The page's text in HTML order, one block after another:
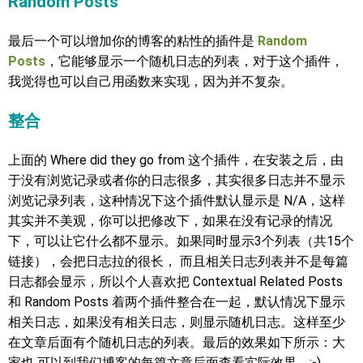
最后一个可以增加你的博客的粘性的插件是 Random
Posts ，它能够显示一个随机日志的列表，对于这个插件，
我觉得也可以自己用函数来实现，因为并不复杂。
整合
上面的 Where did they go from 这个插件，在安装之后，由
于没有浏览记录或者你的日志很多，其实很多日志并不显示
浏览记录列表，这种情况下这个插件默认显示是 N/A，这样
其实并不美观，你可以把修改下，如果在没有记录的情况
下，可以让它什么都不显示。如果同时显示3个列表（共15个
链接），会把日志拉的很长， 而且相关日志列表并不是每篇
日志都会显示，所以个人喜欢把 Contextual Related Posts
和 Random Posts 着两个插件整合在一起，默认情况下显示
相关日志，如果没有相关日志，则显示随机日志。这样至少
在文章后面有个随机日志的列表。最后的效果如下所示：大